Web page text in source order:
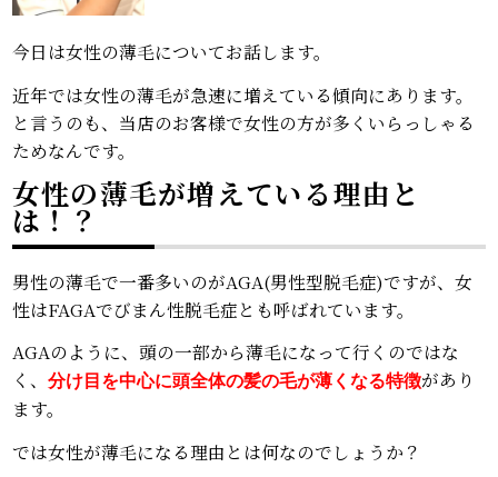
今日は女性の薄毛についてお話します。
近年では女性の薄毛が急速に増えている傾向にあります。
と言うのも、当店のお客様で女性の方が多くいらっしゃる
ためなんです。
女性の薄毛が増えている理由と
は！？
男性の薄毛で一番多いのがAGA(男性型脱毛症)ですが、女
性はFAGAでびまん性脱毛症とも呼ばれています。
AGAのように、頭の一部から薄毛になって行くのではな
く、
分け目を中心に頭全体の髪の毛が薄くなる特徴があり
ます。
では女性が薄毛になる理由とは何なのでしょうか？